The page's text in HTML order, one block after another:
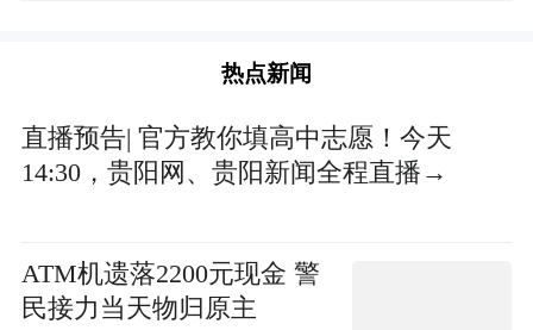
热点新闻
直播预告| 官方教你填高中志愿！今天
14:30，贵阳网、贵阳新闻全程直播→
ATM机遗落2200元现金 警
民接力当天物归原主